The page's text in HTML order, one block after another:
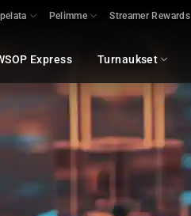
Pelimme Streamer Rewards
Express Turnaukset